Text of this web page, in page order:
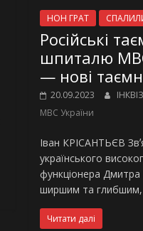
НОН ГРАТ
Російські
шпиталю
— нові
20.09.2023
МВС України
Іван КРІСАНТЬЄВ
українського
функціонера Дмитра
ширшим та глибшим,
Читати далі